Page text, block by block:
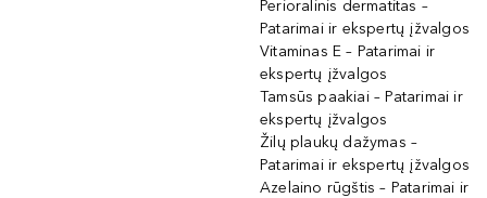
Perioralinis dermatitas –
Patarimai ir ekspertų įžvalgos
Vitaminas E – Patarimai ir
ekspertų įžvalgos
Tamsūs paakiai – Patarimai ir
ekspertų įžvalgos
Žilų plaukų dažymas –
Patarimai ir ekspertų įžvalgos
Azelaino rūgštis – Patarimai ir